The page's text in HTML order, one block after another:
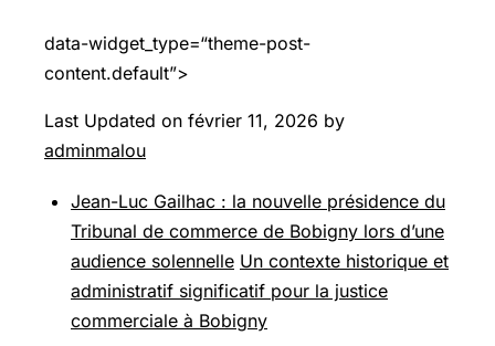
data-widget_type=“theme-post-
content.default”>
Last Updated on février 11, 2026 by
adminmalou
Jean-Luc Gailhac : la nouvelle présidence du
Tribunal de commerce de Bobigny lors d’une
audience solennelle Un contexte historique et
administratif significatif pour la justice
commerciale à Bobigny